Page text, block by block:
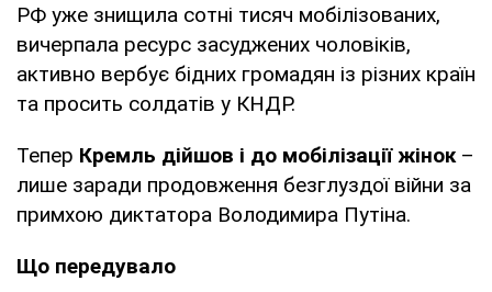
РФ уже знищила сотні тисяч мобілізованих,
вичерпала ресурс засуджених чоловіків,
активно вербує бідних громадян із різних країн
та просить солдатів у КНДР.
Тепер Кремль дійшов і до мобілізації жінок –
лише заради продовження безглуздої війни за
примхою диктатора Володимира Путіна.
Що передувало